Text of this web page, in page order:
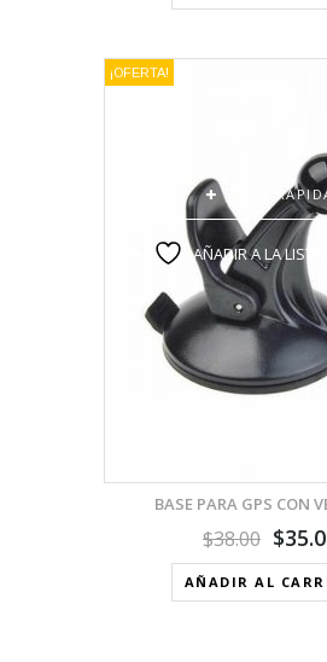
¡OFERTA!
VISTA
AÑADIR A LA LISTA
BASE PARA GPS CON
$38.00 $
AÑADIR AL